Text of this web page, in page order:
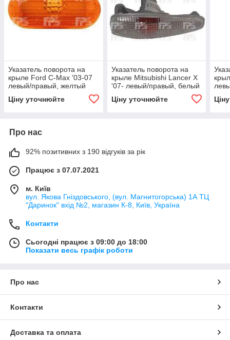
Указатель поворота на
крыле Ford C-Max '03-07
левый/правый, желтый
Ціну уточнюйте
Указатель поворота на
крыле Mitsubishi Lancer X
'07- левый/правый, белый
Ціну уточнюйте
Про нас
92% позитивних з 190 відгуків за рік
Працює з 07.07.2021
м. Київ
вул. Якова Гніздовського, (вул. Магнитогорська) 1А ТЦ
"Даринок" вхід №2, магазин К-8, Київ, Україна
Контакти
Сьогодні працює з 09:00 до 18:00
Показати весь графік роботи
Про нас
Контакти
Доставка та оплата